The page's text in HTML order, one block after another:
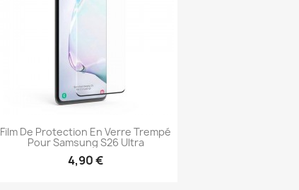
Film De Protection En Verre Trempé
Pour Samsung S26 Ultra
4,90 €